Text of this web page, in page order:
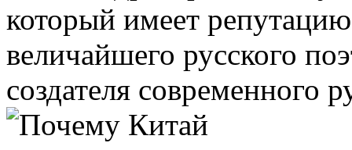
который имеет
величайшего русского
создателя современного